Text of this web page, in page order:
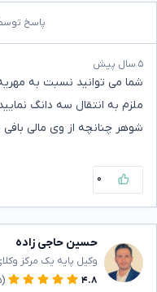
پاسخ توسط
۵ سال پیش
شما می توانید نسبت به
ملزم به انتقال سه دانگ
شوهر چنانچه از وی مالی
۰
حسین حاجی زاده
وکیل پایه یک مرکز
۴.۸
(۵۸۵)